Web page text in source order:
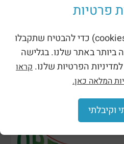
פרטיות
אנו משתמשים בעוגיות (cookies) כדי להבטיח שתקבלו
ביותר באתר שלנו. בגלישה
הפרטיות שלנו. קראו
המלאה כאן.
וקיבלתי